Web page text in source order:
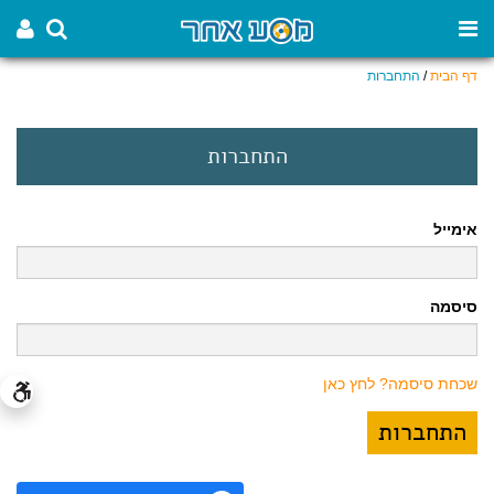
דף הבית/ התחברות
התחברות
אימייל
סיסמה
שכחת סיסמה? לחץ כאן